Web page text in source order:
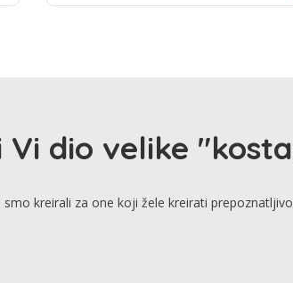
Vi dio velike
kreirali za one koji žele kreirati